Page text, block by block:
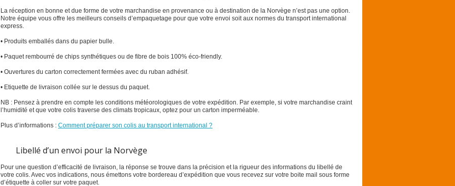
La réception en bonne et due forme de votre marchandise en provenance ou à destination de la Norvège n’est pas une option.
Notre équipe vous offre les meilleurs conseils d’empaquetage pour que votre envoi soit aux normes du transport international
express.
• Produits emballés dans du papier bulle.
• Paquet rembourré de chips synthétiques ou de fibre de bois 100% éco-friendly.
• Ouvertures du carton correctement fermées avec du ruban adhésif.
• Etiquette de livraison collée sur le dessus du paquet.
NB : Pensez à prendre en compte les conditions météorologiques de votre expédition. Par exemple, si votre marchandise craint
l’humidité et que votre colis traverse des climats tropicaux, optez pour un carton imperméable.
Plus d’informations : Comment préparer son colis au transport international ?
Libellé d’un envoi pour la Norvège
Pour une question d’efficacité de livraison, la réponse se trouve dans la précision et la rigueur des informations du libellé de
votre colis. Avec vos indications, nous émettons votre bordereau d’expédition que vous recevez sur votre boite mail sous forme
d’étiquette à coller sur votre paquet.